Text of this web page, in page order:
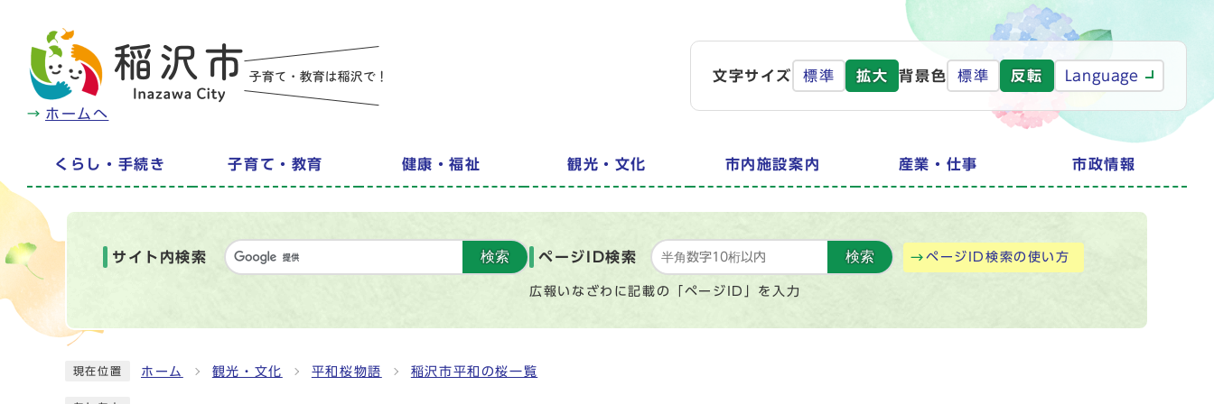
ホームへ
文字サイズ 標準 拡大 背景色 標準 反転 Language
くらし・手続き 子育て・教育 健康・福祉 観光・文化 市内施設案内 産業・仕事 市政情報
サイト内検索 検索 ページID検索
広報いなざわに記載の「ページID」を入力
検索 ページID検索の使い方
現在位置 ホーム 観光・文化 平和桜物語 稲沢市平和の桜一覧